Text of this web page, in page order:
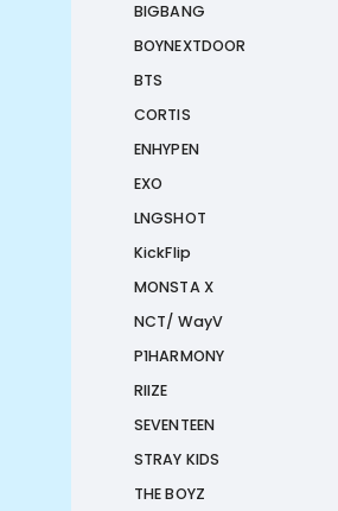
BIGBANG
BOYNEXTDOOR
BTS
CORTIS
ENHYPEN
EXO
LNGSHOT
KickFlip
MONSTA X
NCT/ WayV
P1HARMONY
RIIZE
SEVENTEEN
STRAY KIDS
THE BOYZ